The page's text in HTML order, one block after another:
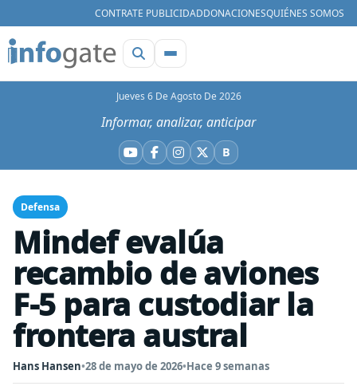
CONTRATE PUBLICIDADDONACIONESQUIÉNES SOMOS
Jueves 6 De Agosto De 2026
Informar, analizar, anticipar
YouTube
Facebook
Instagram
X BBluesky
Defensa
Mindef evalúa
recambio de aviones
F-5 para custodiar la
frontera austral
Hans Hansen•28 de mayo de 2026•Hace 9 semanas